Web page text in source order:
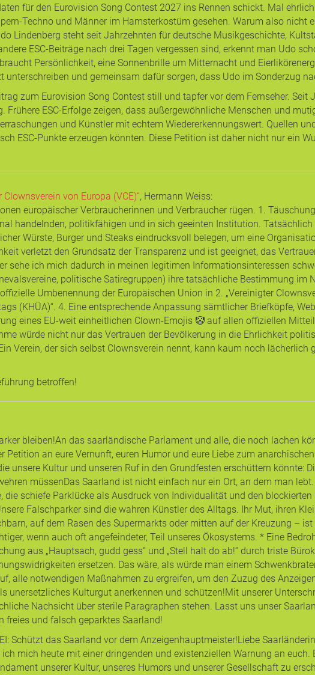
für den Eurovision Song Contest 2027 ins Rennen schickt. Mal
Techno und Männer im Hamsterkostüm gesehen. Warum also nicht
Lindenberg steht seit Jahrzehnten für deutsche Musikgeschichte,
ESC-Beiträge nach drei Tagen vergessen sind, erkennt man Udo
Persönlichkeit, eine Sonnenbrille um Mitternacht und
unterschreiben und gemeinsam dafür sorgen, dass Udo im Sonderzug
zum Eurovision Song Contest still und tapfer vor dem Fernseher.
Frühere ESC-Erfolge zeigen, dass außergewöhnliche Menschen und
und Künstler mit echtem Wiedererkennungswert. Quellen
ESC-Punkte erzeugen könnten. Diese Petition ist daher nicht nur ein
von Europa (VCE)“, Hermann Weiss:
europäischer Verbraucherinnen und Verbraucher rügen. 1.
handelnden, politikfähigen und in sich geeinten Institution.
Würste, Burger und Steaks eindrucksvoll belegen, um eine
verletzt den Grundsatz der Transparenz und ist geeignet, das
sehe ich mich dadurch in meinen legitimen Informationsinteressen
politische Satiregruppen) ihre tatsächliche Bestimmung im
Umbenennung der Europäischen Union in 2. „Vereinigter
(KHÜA)“. 4. Eine entsprechende Anpassung sämtlicher Briefköpfe,
eines EU-weit einheitlichen Clown-Emojis 🤡 auf allen offiziellen
würde nicht nur das Vertrauen der Bevölkerung in die Ehrlichkeit
Verein, der sich selbst Clownsverein nennt, kann kaum noch lächerlich
betroffen!
bleiben! ​An das saarländische Parlament und alle, die noch lachen
Petition an eure Vernunft, euren Humor und eure Liebe zum
unsere Kultur und unseren Ruf in den Grundfesten erschüttern könnte:
müssen ​Das Saarland ist nicht einfach nur ein Ort, an dem man
die schiefe Parklücke als Ausdruck von Individualität und den
Falschparker sind die wahren Künstler des Alltags. Ihr Mut, ihren
auf dem Rasen des Supermarkts oder mitten auf der Kreuzung –
wenn auch oft angefeindeter, Teil unseres Ökosystems. * ​Eine
aus „Hauptsach, gudd gess“ und „Stell halt do ab!“ durch triste
ersetzen. Das wäre, als würde man einem
alle notwendigen Maßnahmen zu ergreifen, um den Zuzug des
unersetzliches Kulturgut anerkennen und schützen! ​Mit unserer
Nachsicht über sterile Paragraphen stehen. Lasst uns unser
freies und falsch geparktes Saarland!
Schützt das Saarland vor dem Anzeigenhauptmeister! ​Liebe
ich mich heute mit einer dringenden und existenziellen Warnung an
unserer Kultur, unseres Humors und unserer Gesellschaft zu